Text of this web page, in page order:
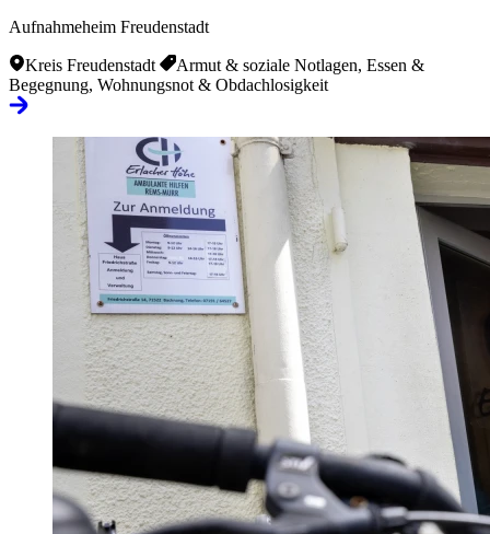
Aufnahmeheim Freudenstadt
Kreis Freudenstadt
Armut & soziale Notlagen, Essen &
Begegnung, Wohnungsnot & Obdachlosigkeit